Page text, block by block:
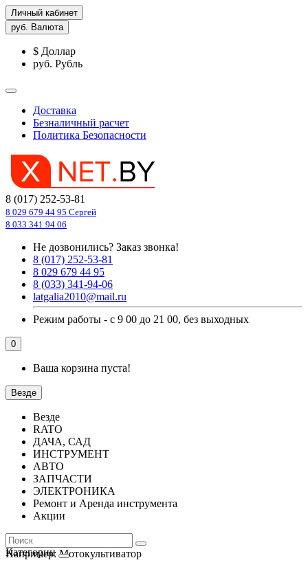
Личный кабинет
руб. Валюта
$ Доллар
руб. Рубль
Доставка
Безналичный расчет
Политика Безопасности
8 (017) 252-53-81
8 029 679 44 95 Сергей
8 033 341 94 06
Не дозвонились? Заказ звонка!
8 (017) 252-53-81
8 029 679 44 95
8 (033) 341-94-06
latgalia2010@mail.ru
Режим работы - с 9 00 до 21 00, без выходных
0
Ваша корзина пуста!
Везде
Везде
RATO
ДАЧА, САД
ИНСТРУМЕНТ
АВТО
ЗАПЧАСТИ
ЭЛЕКТРОНИКА
Ремонт и Аренда инструмента
Акции
Например:Мотокультиватор
Категории